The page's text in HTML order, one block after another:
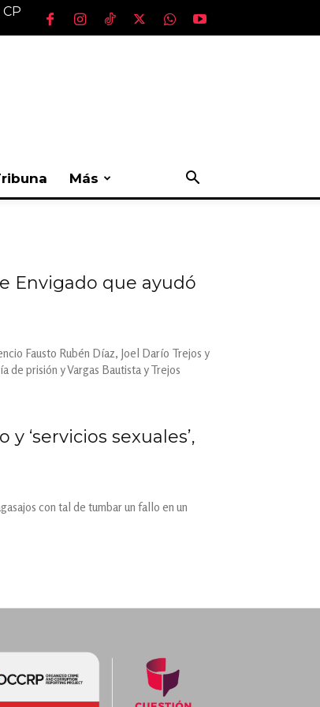
Más
Envigado que ayudó
Fausto Rubén Díaz, Joel Darío Trejos y
de prisión y Vargas Bautista y Trejos
‘servicios sexuales’,
con tal de tumbar un fallo en un